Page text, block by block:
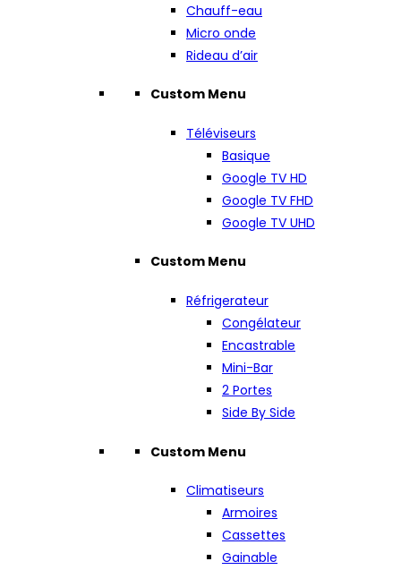
Chauff-eau
Micro onde
Rideau d’air
Custom Menu
Téléviseurs
Basique
Google TV HD
Google TV FHD
Google TV UHD
Custom Menu
Réfrigerateur
Congélateur
Encastrable
Mini-Bar
2 Portes
Side By Side
Custom Menu
Climatiseurs
Armoires
Cassettes
Gainable